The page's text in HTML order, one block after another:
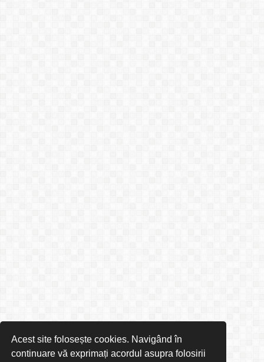
Acest site folosește cookies. Navigând în
continuare vă exprimați acordul asupra folosirii